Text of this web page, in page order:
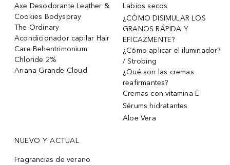
Axe Desodorante Leather &
Cookies Bodyspray
The Ordinary
Acondicionador capilar Hair
Care Behentrimonium
Chloride 2%
Ariana Grande Cloud
Labios secos
¿CÓMO DISIMULAR LOS
GRANOS RÁPIDA Y
EFICAZMENTE?
¿Cómo aplicar el iluminador?
/ Strobing
¿Qué son las cremas
reafirmantes?
Cremas con vitamina E
Sérums hidratantes
Aloe Vera
NUEVO Y ACTUAL
Fragrancias de verano